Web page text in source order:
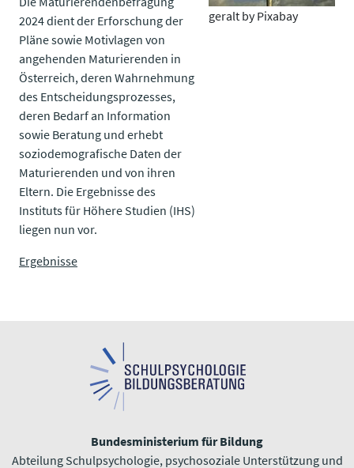
geralt by Pixabay
2024 dient der Erforschung der
Pläne sowie Motivlagen von
angehenden Maturierenden in
Österreich, deren Wahrnehmung
des Entscheidungsprozesses,
deren Bedarf an Information
sowie Beratung und erhebt
soziodemografische Daten der
Maturierenden und von ihren
Eltern. Die Ergebnisse des
Instituts für Höhere Studien (IHS)
liegen nun vor.
Ergebnisse
Bundesministerium für Bildung
Abteilung Schulpsychologie, psychosoziale Unterstützung und